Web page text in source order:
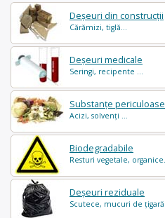
Deșeuri din construcții
Cărămizi, tiglă...
Deșeuri medicale
Seringi, recipente ...
Substanțe periculoase
Acizi, solvenți ...
Biodegradabile
Resturi vegetale, organice..
Deșeuri reziduale
Scutece, mucuri de țigară..